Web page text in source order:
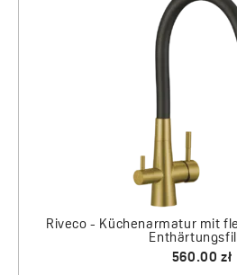
Riveco - Küchenarmatur
Alena -